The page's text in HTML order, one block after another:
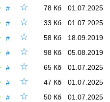
☆
# 01.07.2025
78 Кб
☆
# 01.07.2025
33 Кб
☆
# 18.09.2019
58 Кб
☆
# 05.08.2019
98 Кб
☆
# 01.07.2025
65 Кб
☆
# 01.07.2025
47 Кб
☆
# 01.07.2025
50 Кб